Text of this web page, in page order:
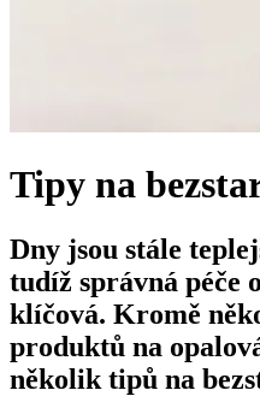
Tipy na
Dny jsou stále
tudíž správná péče
klíčová. Kromě
produktů na
několik tipů na